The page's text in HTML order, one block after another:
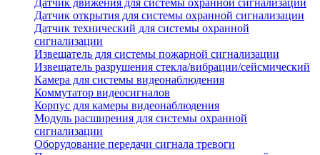
Датчик движения для системы охранной сигнализации
Датчик открытия для системы охранной сигнализации
Датчик технический для системы охранной
сигнализации
Извещатель для системы пожарной сигнализации
Извещатель разрушения стекла/вибрации/сейсмический
Камера для системы видеонаблюдения
Коммутатор видеосигналов
Корпус для камеры видеонаблюдения
Модуль расширения для системы охранной
сигнализации
Оборудование передачи сигнала тревоги